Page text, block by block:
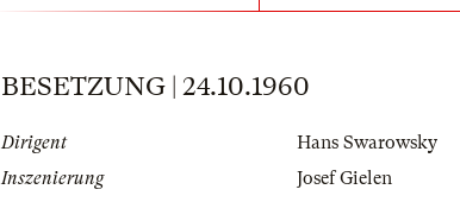
BESETZUNG | 24.10.1960
Dirigent
Hans Swarowsky
Inszenierung
Josef Gielen